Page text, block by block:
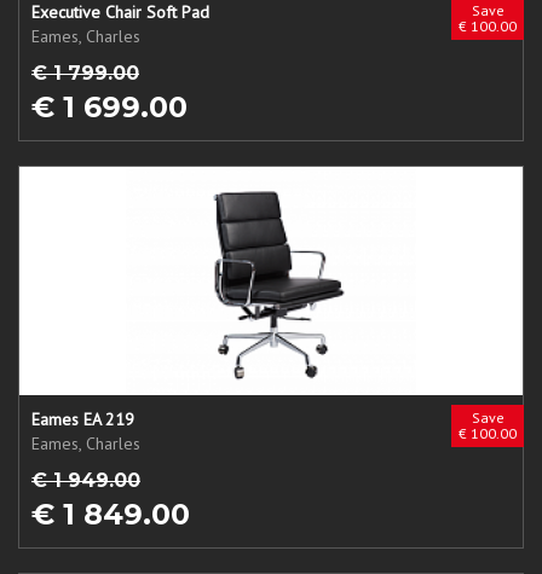
Save
€ 100.00
Executive Chair Soft Pad
Eames, Charles
€ 1 799.00
€ 1 699.00
Save
€ 100.00
Eames EA 219
Eames, Charles
€ 1 949.00
€ 1 849.00